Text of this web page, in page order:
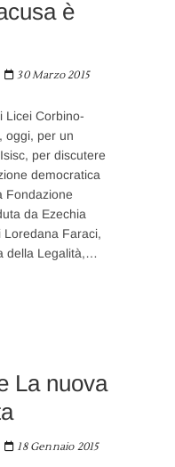
è
30 Marzo 2015
Licei Corbino-
oggi, per un
per discutere
democratica
Fondazione
da Ezechia
Loredana Faraci,
della Legalità,…
La nuova
18 Gennaio 2015